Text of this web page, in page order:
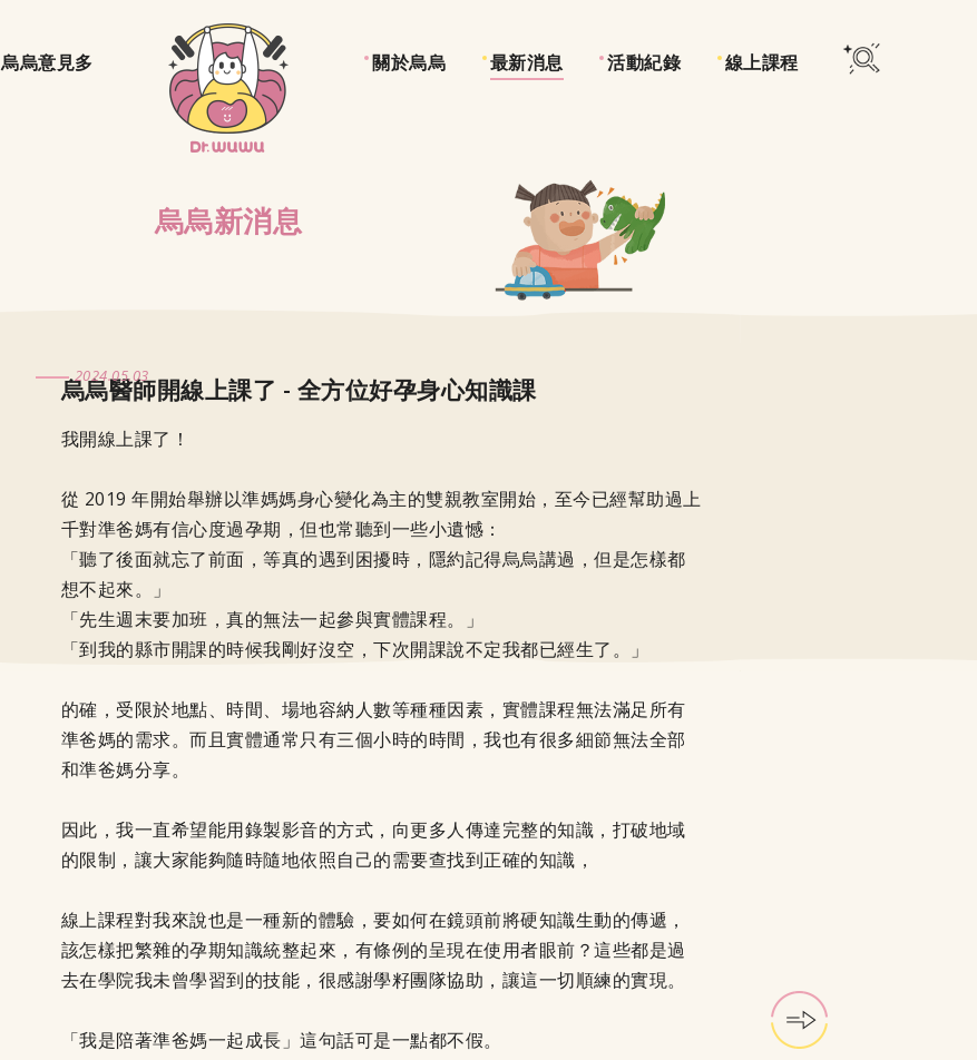
烏烏意見多 關於烏烏 最新消息 活動紀錄 線上課程
烏烏新消息
2024.05.03
烏烏醫師開線上課了 - 全方位好孕身心知識課
我開線上課了！
從 2019 年開始舉辦以準媽媽身心變化為主的雙親教室開始，至今已經幫助過上
千對準爸媽有信心度過孕期，但也常聽到一些小遺憾：
「聽了後面就忘了前面，等真的遇到困擾時，隱約記得烏烏講過，但是怎樣都
想不起來。」
「先生週末要加班，真的無法一起參與實體課程。」
「到我的縣市開課的時候我剛好沒空，下次開課說不定我都已經生了。」
的確，受限於地點、時間、場地容納人數等種種因素，實體課程無法滿足所有
準爸媽的需求。而且實體通常只有三個小時的時間，我也有很多細節無法全部
和準爸媽分享。
因此，我一直希望能用錄製影音的方式，向更多人傳達完整的知識，打破地域
的限制，讓大家能夠隨時隨地依照自己的需要查找到正確的知識，
線上課程對我來說也是一種新的體驗，要如何在鏡頭前將硬知識生動的傳遞，
該怎樣把繁雜的孕期知識統整起來，有條例的呈現在使用者眼前？這些都是過
去在學院我未曾學習到的技能，很感謝學籽團隊協助，讓這一切順練的實現。
「我是陪著準爸媽一起成長」這句話可是一點都不假。